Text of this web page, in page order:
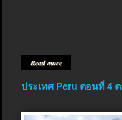
Read more
ประเทศ Peru ตอนที่ 4